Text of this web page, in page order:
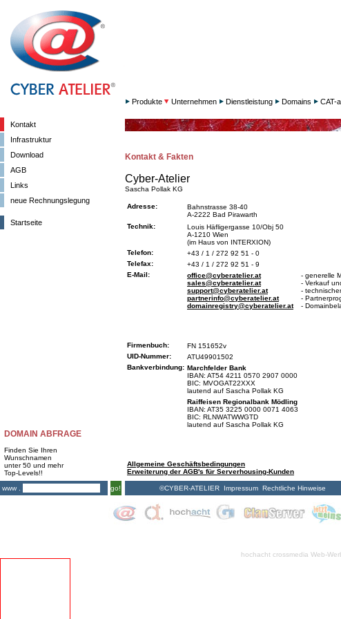
Kontakt
Infrastruktur
Download
AGB
Links
neue Rechnungslegung
Startseite
DOMAIN ABFRAGE
Finden Sie Ihren
Wunschnamen
unter 50 und mehr
Top-Levels!!
www .
go!
Produkte Unternehmen Dienstleistung Domains CAT-
Kontakt & Fakten
Cyber-Atelier
Sascha Pollak KG
Adresse:
Bahnstrasse 38-40
A-2222 Bad Pirawarth
Technik:
Louis Häfligergasse 10/Obj 50
A-1210 Wien
(im Haus von INTERXION)
Telefon:
+43 / 1 / 272 92 51 - 0
Telefax:
+43 / 1 / 272 92 51 - 9
E-Mail:
office@cyberatelier.at
sales@cyberatelier.at
support@cyberatelier.at
partnerinfo@cyberatelier.at
domainregistry@cyberatelier.at
- generelle
- Verkauf
-
-
-
Firmenbuch:
FN 151652v
UID-Nummer:
ATU49901502
Bankverbindung: Marchfelder Bank
IBAN: AT54 4211 0570 2907 0000
BIC: MVOGAT22XXX
lautend auf Sascha Pollak KG
Raiffeisen Regionalbank Mödling
IBAN: AT35 3225 0000 0071 4063
BIC: RLNWATWWGTD
lautend auf Sascha Pollak KG
Allgemeine Geschäftsbedingungen
Erweiterung der AGB's für Serverhousing-Kunden
©CYBER-ATELIER Impressum Rechtliche Hinweise
hochacht crossmedia Web-